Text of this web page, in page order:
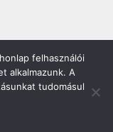
felhasználói
alkalmazunk. A
tudomásul